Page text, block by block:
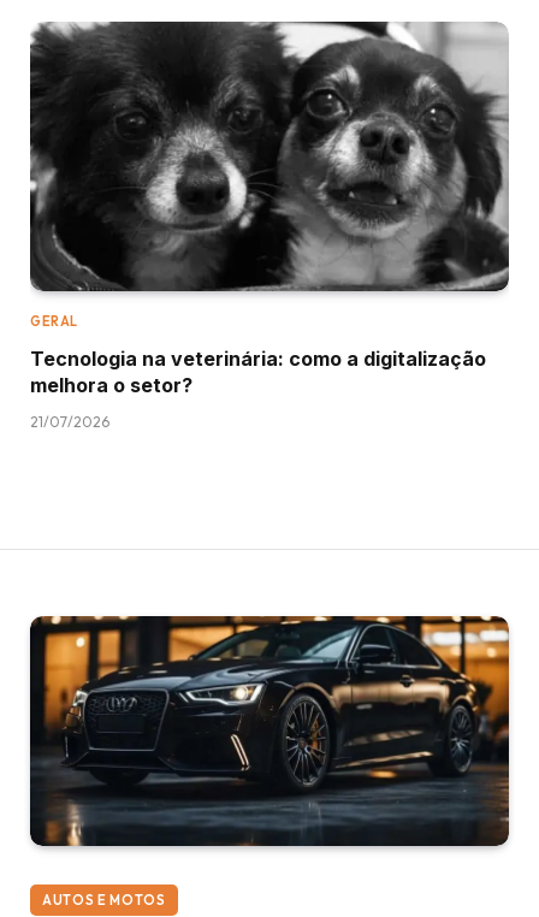
GERAL
Tecnologia na veterinária: como a digitalização
melhora o setor?
21/07/2026
AUTOS E MOTOS